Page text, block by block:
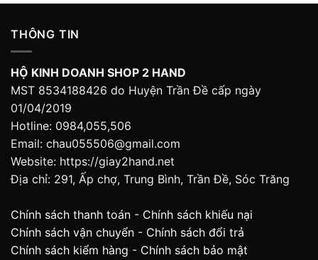
THÔNG TIN
HỘ KINH DOANH SHOP 2 HAND
MST 8534188426 do Huyện Trần Đề cấp ngày
01/04/2019
Hotline: 0984,055,506
Email: chau055506@gmail.com
Website: https://giay2hand.net
Địa chỉ: 291, Ấp chợ, Trung Bình, Trần Đề, Sóc Trăng
Chính sách thanh toán - Chính sách khiếu nại
Chính sách vận chuyển - Chính sách đổi trả
Chính sách kiểm hàng - Chính sách bảo mật